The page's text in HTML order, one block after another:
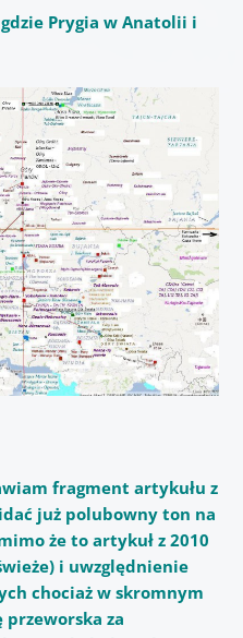
Prygia w Anatolii i
fragment artykułu z
już polubowny ton na
że to artykuł z 2010
i uwzględnienie
chociaż w skromnym
za